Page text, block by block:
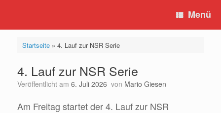
Menü
Startseite» 4. Lauf zur NSR Serie
4. Lauf zur NSR Serie
Veröffentlicht am 6. Juli 2026 von Mario Giesen
Am Freitag startet der 4. Lauf zur NSR